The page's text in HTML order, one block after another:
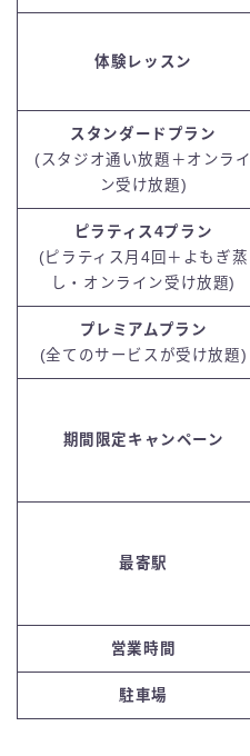
体験レッスン
スタンダードプラン
(スタジオ通い放題＋オンライ
ン受け放題)
ピラティス4プラン
(ピラティス月4回＋よもぎ蒸
し・オンライン受け放題)
プレミアムプラン
(全てのサービスが受け放題)
期間限定キャンペーン
最寄駅
営業時間
駐車場